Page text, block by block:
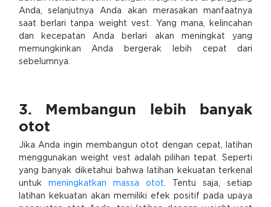
Anda, selanjutnya Anda akan merasakan manfaatnya
saat berlari tanpa weight vest. Yang mana, kelincahan
dan kecepatan Anda berlari akan meningkat yang
memungkinkan Anda bergerak lebih cepat dari
sebelumnya.
3. Membangun lebih banyak
otot
Jika Anda ingin membangun otot dengan cepat, latihan
menggunakan weight vest adalah pilihan tepat. Seperti
yang banyak diketahui bahwa latihan kekuatan terkenal
untuk meningkatkan massa otot. Tentu saja, setiap
latihan kekuatan akan memiliki efek positif pada upaya